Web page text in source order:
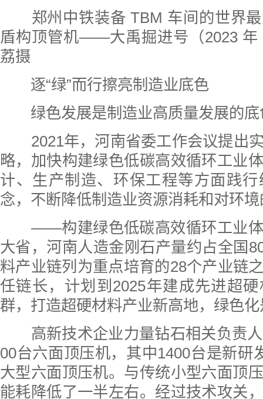
郑州中铁装备 TBM 车间的世界
盾构顶管机——大禹掘进号（2023 年
荔摄
逐“绿”而行擦亮制造业底色
绿色发展是制造业高质量发展的底
2021年，河南省委工作会议提出
略，加快构建绿色低碳高效循环工业
计、生产制造、环保工程等方面践
念，不断降低制造业资源消耗和对环
——构建绿色低碳高效循环工业体
大省，河南人造金刚石产量约占全国
料产业链列为重点培育的28个产业链
任链长，计划到2025年建成先进超
群，打造超硬材料产业新高地，绿色
高新技术企业力量钻石相关负责人
00台六面顶压机，其中1400台是新研
大型六面顶压机。与传统小型六面顶
能耗降低了一半左右。经过技术攻关